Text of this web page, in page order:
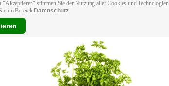
stimmen Sie der Nutzung aller Cookies und Technologien
im Bereich Datenschutz